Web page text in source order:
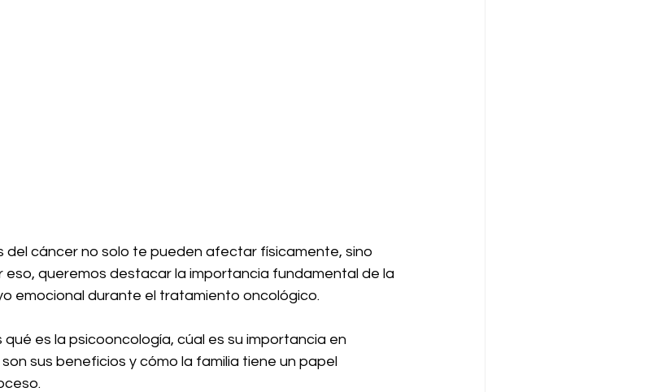
del cáncer no solo te pueden afectar físicamente, sino
eso, queremos destacar la importancia fundamental de la
emocional durante el tratamiento oncológico.
es la psicooncología, cúal es su importancia en
sus beneficios y cómo la familia tiene un papel